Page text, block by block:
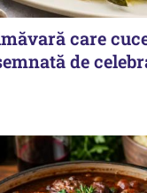
care
de